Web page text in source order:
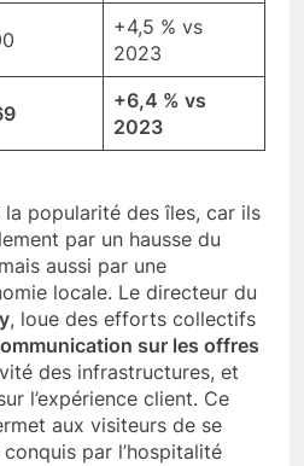
+4,5 % vs
2023
+6,4 % vs
2023
popularité des îles, car ils
par un hausse du
aussi par une
locale. Le directeur du
, loue des efforts collectifs
sur les offres
des infrastructures, et
l’expérience client. Ce
aux visiteurs de se
par l’hospitalité